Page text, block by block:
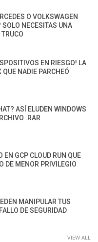
O VOLKSWAGEN
SOLO NECESITAS UNA
EN RIESGO! LA
QUE NADIE PARCHEÓ
ASÍ ELUDEN WINDOWS
.RAR
EN GCP CLOUD RUN QUE
DE MENOR PRIVILEGIO
MANIPULAR TUS
DE SEGURIDAD
VIEW ALL